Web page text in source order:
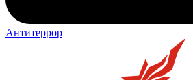
Антитеррор